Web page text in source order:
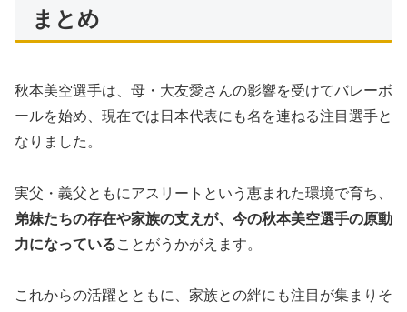
まとめ
秋本美空選手は、母・大友愛さんの影響を受けてバレーボ
ールを始め、現在では日本代表にも名を連ねる注目選手と
なりました。
実父・義父ともにアスリートという恵まれた環境で育ち、
弟妹たちの存在や家族の支えが、今の秋本美空選手の原動
力になっていることがうかがえます。
これからの活躍とともに、家族との絆にも注目が集まりそ